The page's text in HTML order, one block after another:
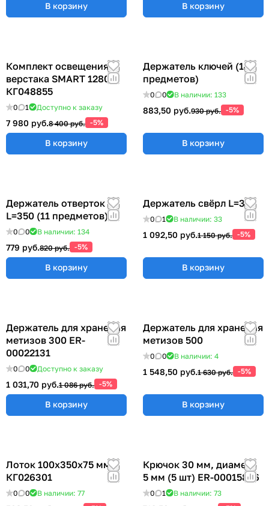
В корзину В корзину
Комплект освещения
верстака SMART 1280
КГ048855
0 1 Доступно к заказу
7 980 руб.8 400 руб. -5%
В корзину
Держатель ключей (14
предметов)
0 0 В наличии: 133
883,50 руб.930 руб. -5%
В корзину
Держатель отверток
L=350 (11 предметов)
0 0 В наличии: 134
779 руб.820 руб. -5%
В корзину
Держатель свёрл L=315
0 1 В наличии: 33
1 092,50 руб.1 150 руб. -5%
В корзину
Держатель для хранения
метизов 300 ER-
00022131
0 0 Доступно к заказу
1 031,70 руб.1 086 руб. -5%
В корзину
Держатель для хранения
метизов 500
0 0 В наличии: 4
1 548,50 руб.1 630 руб. -5%
В корзину
Лоток 100x350x75 мм
КГ026301
0 0 В наличии: 77
Крючок 30 мм, диаметр
5 мм (5 шт) ER-00015856
0 1 В наличии: 73